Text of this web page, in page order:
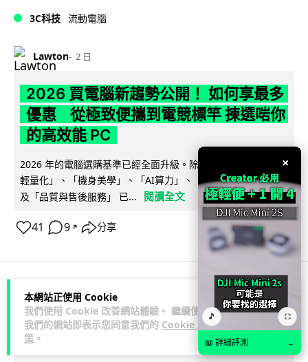
本網站正使用 Cookie
我們使用 Cookie 改善網站體驗。 繼續使用
我們的網站即表示您同意我們的 Cookie 政
策 。
3C科技 流動電腦
Lawton 2 日
2026 買電腦新趨勢公開！ 如何享最多
優惠 從極致便攜到電競標竿 揀選啱你
的高效能 PC
2026 年的電腦選購基準已經全面升級。除了基本效能，「極致
輕量化」、「機身美學」、「AI算力」、「前瞻技術加持」以
及「品質與售後服務」 已...
閱讀全文
41 9 ↗ 分享
人工智能
Vin
×
🎵 ⛶
📖 詳細評測 →